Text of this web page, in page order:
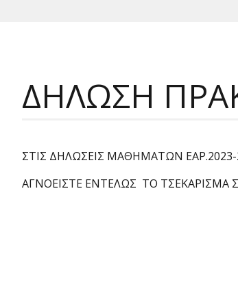
ΔΗΛΩΣΗ
ΣΤΙΣ ΔΗΛΩΣΕΙΣ ΜΑΘΗΜΑΤΩΝ
ΑΓΝΟΕΙΣΤΕ ΕΝΤΕΛΩΣ ΤΟ ΤΣΕΚΑΡΙΣΜΑ